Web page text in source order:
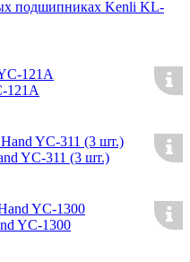
подшипниках Kenli KL-
121A
YC-311 (3 шт.)
YC-1300